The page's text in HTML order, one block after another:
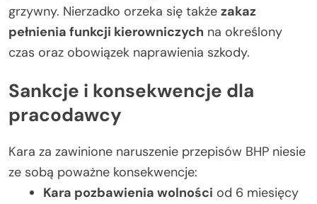
grzywny. Nierzadko orzeka się także zakaz
pełnienia funkcji kierowniczych na określony
czas oraz obowiązek naprawienia szkody.
Sankcje i konsekwencje dla
pracodawcy
Kara za zawinione naruszenie przepisów BHP niesie
ze sobą poważne konsekwencje:
Kara pozbawienia wolności od 6 miesięcy